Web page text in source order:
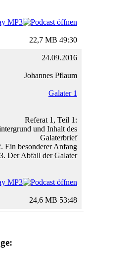
22,7 MB 49:30
24.09.2016
Johannes Pflaum
Galater 1
Referat 1, Teil 1:
und Inhalt des
Galaterbrief
Ein besonderer Anfang
3. Der Abfall der Galater
24,6 MB 53:48